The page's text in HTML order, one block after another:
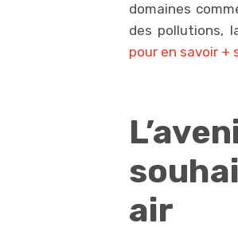
domaines
des pollutions,
pour en savoir +
air